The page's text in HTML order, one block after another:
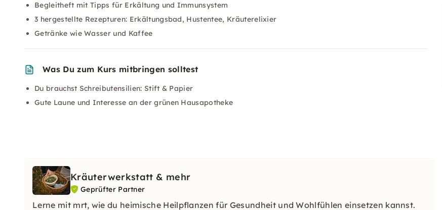
Begleitheft mit Tipps für Erkältung und Immunsystem
3 hergestellte Rezepturen: Erkältungsbad, Hustentee, Kräuterelixier
Getränke wie Wasser und Kaffee
Was Du zum Kurs mitbringen solltest
Du brauchst Schreibutensilien: Stift & Papier
Gute Laune und Interesse an der grünen Hausapotheke
Kräuterwerkstatt & mehr
Geprüfter Partner
Lerne mit mrt, wie du heimische Heilpflanzen für Gesundheit und Wohlfühlen einsetzen kannst.